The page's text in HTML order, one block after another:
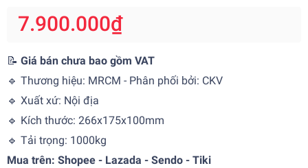
7.900.000₫
📝 Giá bán chưa bao gồm VAT
🔹 Thương hiệu: MRCM - Phân phối bởi: CKV
🔹 Xuất xứ: Nội địa
🔹 Kích thước: 266x175x100mm
🔹 Tải trọng: 1000kg
Mua trên: Shopee - Lazada - Sendo - Tiki